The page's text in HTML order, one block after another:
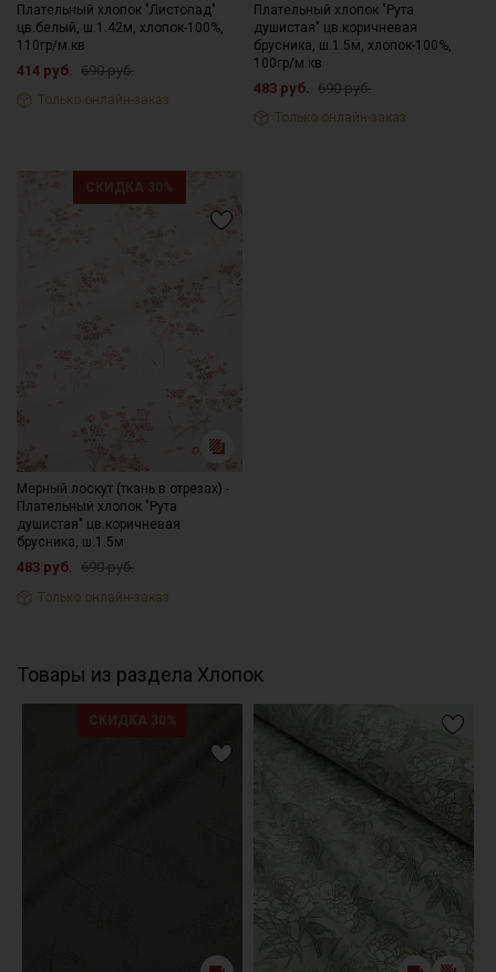
Плательный хлопок "Листопад"
цв.белый, ш.1.42м, хлопок-100%,
110гр/м.кв
414 руб. 690 руб.
Только онлайн-заказ
Плательный хлопок "Рута
душистая" цв.коричневая
брусника, ш.1.5м, хлопок-100%,
100гр/м.кв
483 руб. 690 руб.
Только онлайн-заказ
Мерный лоскут (ткань в отрезах) -
Плательный хлопок "Рута
душистая" цв.коричневая
брусника, ш.1.5м
483 руб. 690 руб.
Только онлайн-заказ
Товары из раздела Хлопок